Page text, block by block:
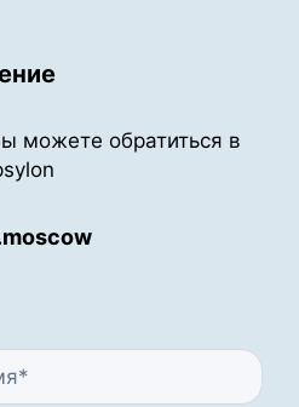
можете обратиться в